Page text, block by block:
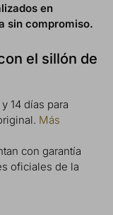
en
sin compromiso.
el sillón de
14 días para
Más
con garantía
oficiales de la